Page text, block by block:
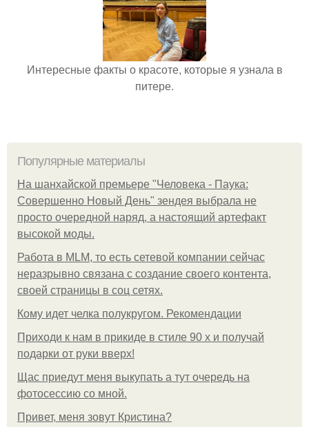
Интересные факты о красоте, которые я узнала в
питере.
Популярные материалы
На шанхайской премьере "Человека - Паука:
Совершенно Новый День" зендея выбрала не
просто очередной наряд, а настоящий артефакт
высокой моды.
Работа в MLM, то есть сетевой компании сейчас
неразрывно связана с создание своего контента,
своей страницы в соц сетях.
Кому идет челка полукругом. Рекомендации
Приходи к нам в прикиде в стиле 90 х и получай
подарки от руки вверх!
Щас приедут меня выкупать а тут очередь на
фотосессию со мной.
Привет, меня зовут Кристина?